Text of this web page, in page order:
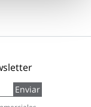
Enviar